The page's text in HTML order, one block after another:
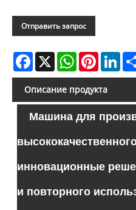
Отправить запрос
Facebook
X WhatsAppPinterest
Описание продукта
Машина для
инновационные
и повторного